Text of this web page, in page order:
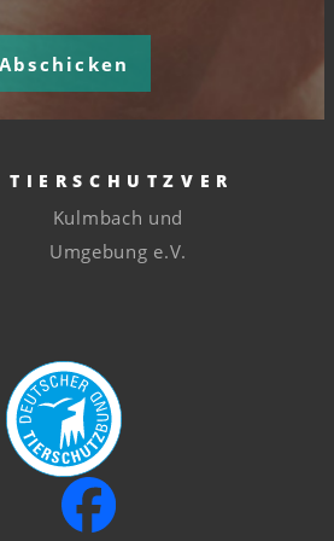
Abschicken
TIERSCHUTZVEREIN
Kulmbach und
Umgebung e.V.